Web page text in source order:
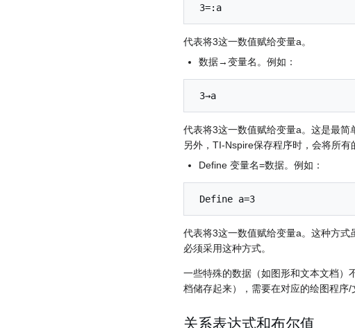
代表将3这一数值赋给变量a。
数据→变量名。例如：
代表将3这一数值赋给变量a。这是最简
另外，TI-Nspire保存程序时，会将所有
Define 变量名=数据。例如：
代表将3这一数值赋给变量a。这种方式
必须采用这种方式。
一些特殊的数据（如图形和文本文档）
档储存起来），需要在对应的绘图程序/
关系表达式和布尔值